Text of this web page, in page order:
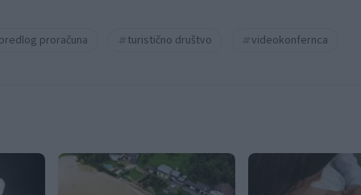
predlog proračuna turistično društvo videokonfernca